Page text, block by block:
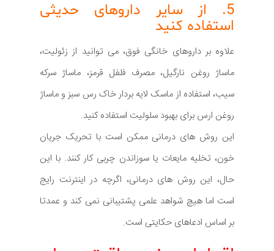
5. از سایر داروهای حدیثی
استفاده کنید
علاوه بر داروهای خانگی فوق، می توانید از زئولیت،
ماساژ روغن نارگیل، مصرف فلفل قرمز، ماساژ سرکه
سیب، استفاده از ماسک لایه بردار خاک رس سبز و ماساژ
روغن ارس برای بهبود سلولیت استفاده کنید.
این روش های درمانی ممکن است با تحریک جریان
خون، تخلیه مایعات یا سوزاندن چربی کار کنند. با این
حال، این روش های درمانی، اگرچه در اینترنت رایج
است اما هیچ شواهد علمی پشتیبانی نمی کند و عمدتا
بر اساس ادعاهای حکایتی است.